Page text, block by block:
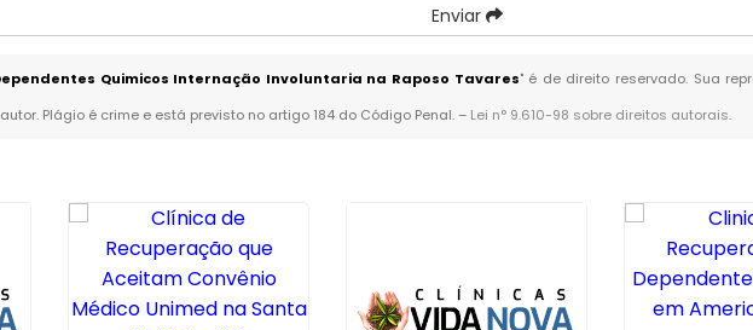
Enviar
Quimicos Internação Involuntaria na Raposo Tavares" é de direito reservado. Sua
Plágio é crime e está previsto no artigo 184 do Código Penal. – Lei n° 9.610-98 sobre direitos autorais.